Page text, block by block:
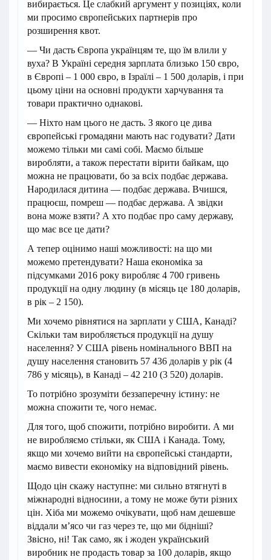
вибирається. Це слабкий аргумент у позиціях, коли
ми просимо європейських партнерів про
розширення квот.
— Чи дасть Європа українцям те, що їм влили у
вуха? В Україні середня зарплата близько 150 євро,
в Європі – 1 000 євро, в Ізраїлі – 1 500 доларів, і при
цьому ціни на основні продукти харчування та
товари практично однакові.
— Ніхто нам цього не дасть. З якого це дива
європейські громадяни мають нас годувати? Дати
можемо тільки ми самі собі. Маємо більше
виробляти, а також перестати вірити байкам, що
можна не працювати, бо за всіх подбає держава.
Народилася дитина — подбає держава. Вчишся,
працюєш, помреш — подбає держава. А звідки
вона може взяти? А хто подбає про саму державу,
що має все це дати?
А тепер оцінимо наші можливості: на що ми
можемо претендувати? Наша економіка за
підсумками 2016 року виробляє 4 700 гривень
продукції на одну людину (в місяць це 180 доларів,
в рік – 2 150).
Ми хочемо рівнятися на зарплати у США, Канаді?
Скільки там виробляється продукції на душу
населення? У США рівень номінального ВВП на
душу населення становить 57 436 доларів у рік (4
786 у місяць), в Канаді – 42 210 (3 520) доларів.
То потрібно зрозуміти беззаперечну істину: не
можна спожити те, чого немає.
Для того, щоб спожити, потрібно виробити. А ми
не виробляємо стільки, як США і Канада. Тому,
якщо ми хочемо вийти на європейські стандарти,
маємо вивести економіку на відповідний рівень.
Щодо цін скажу наступне: ми сильно втягнуті в
міжнародні відносини, а тому не може бути різних
цін. Хіба ми можемо очікувати, щоб нам дешевше
віддали м’ясо чи газ через те, що ми бідніші?
Звісно, ні! Так само, як і жоден український
виробник не продасть товар за 100 доларів, якщо